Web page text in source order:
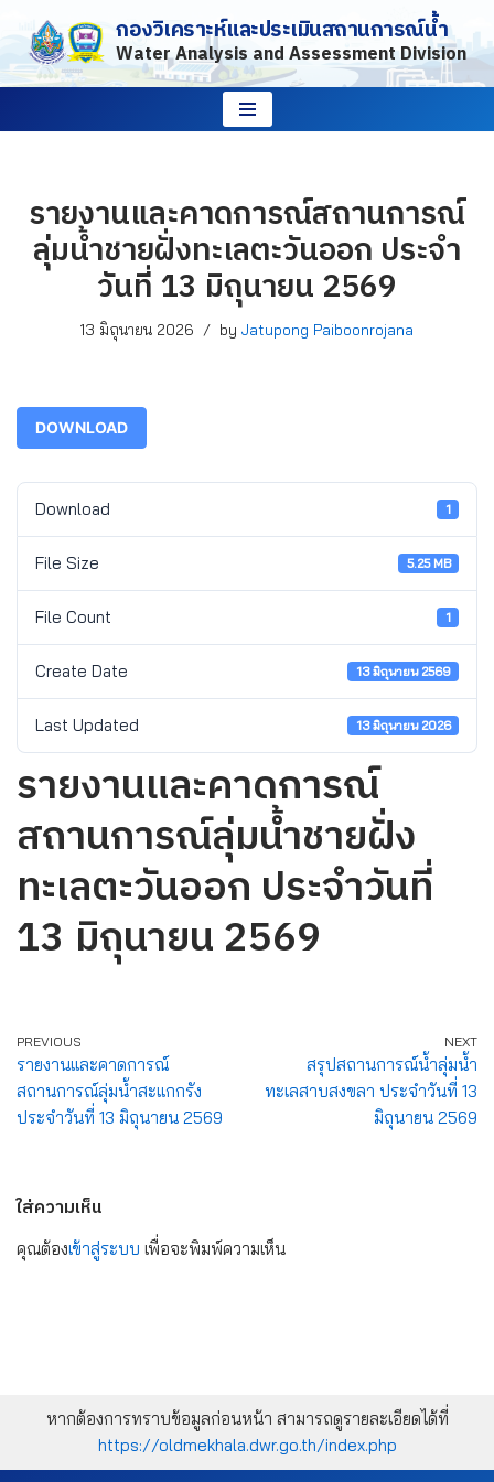
Skip
to
กองวิเคราะห์และประเมินสถานการณ์น้ำ
Water Analysis and Assessment Division
รายงานและคาดการณ์สถานการณ์
ลุ่มน้ำชายฝั่งทะเลตะวันออก ประจำ
วันที่ 13 มิถุนายน 2569
13 มิถุนายน 2026 by Jatupong Paiboonrojana
DOWNLOAD
Download 1
File Size 5.25 MB
File Count 1
Create Date 13 มิถุนายน 2569
Last Updated 13 มิถุนายน 2026
รายงานและคาดการณ์
สถานการณ์ลุ่มน้ำชายฝั่ง
ทะเลตะวันออก ประจำวันที่
13 มิถุนายน 2569
PREVIOUS
รายงานและคาดการณ์
สถานการณ์ลุ่มน้ำสะแกกรัง
ประจำวันที่ 13 มิถุนายน 2569
NEXT
สรุปสถานการณ์น้ำลุ่มน้ำ
ทะเลสาบสงขลา ประจำวันที่ 13
มิถุนายน 2569
ใส่ความเห็น
คุณต้องเข้าสู่ระบบ เพื่อจะพิมพ์ความเห็น
หากต้องการทราบข้อมูลก่อนหน้า สามารถดูรายละเอียดได้ที่
https://oldmekhala.dwr.go.th/index.php